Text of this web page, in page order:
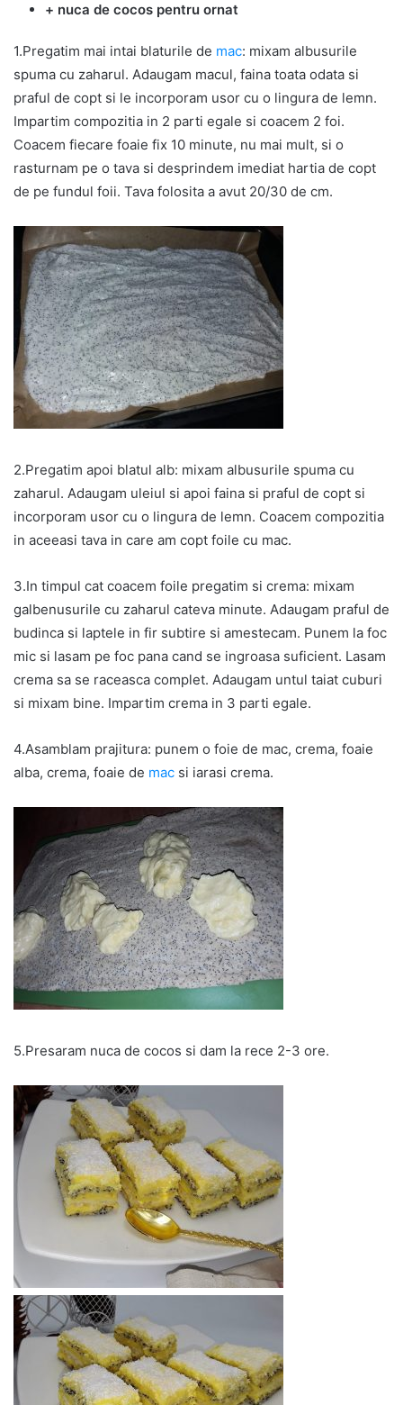
+ nuca de cocos pentru ornat
1.Pregatim mai intai blaturile de mac: mixam albusurile
spuma cu zaharul. Adaugam macul, faina toata odata si
praful de copt si le incorporam usor cu o lingura de lemn.
Impartim compozitia in 2 parti egale si coacem 2 foi.
Coacem fiecare foaie fix 10 minute, nu mai mult, si o
rasturnam pe o tava si desprindem imediat hartia de copt
de pe fundul foii. Tava folosita a avut 20/30 de cm.
2.Pregatim apoi blatul alb: mixam albusurile spuma cu
zaharul. Adaugam uleiul si apoi faina si praful de copt si
incorporam usor cu o lingura de lemn. Coacem compozitia
in aceeasi tava in care am copt foile cu mac.
3.In timpul cat coacem foile pregatim si crema: mixam
galbenusurile cu zaharul cateva minute. Adaugam praful de
budinca si laptele in fir subtire si amestecam. Punem la foc
mic si lasam pe foc pana cand se ingroasa suficient. Lasam
crema sa se raceasca complet. Adaugam untul taiat cuburi
si mixam bine. Impartim crema in 3 parti egale.
4.Asamblam prajitura: punem o foie de mac, crema, foaie
alba, crema, foaie de mac si iarasi crema.
5.Presaram nuca de cocos si dam la rece 2-3 ore.